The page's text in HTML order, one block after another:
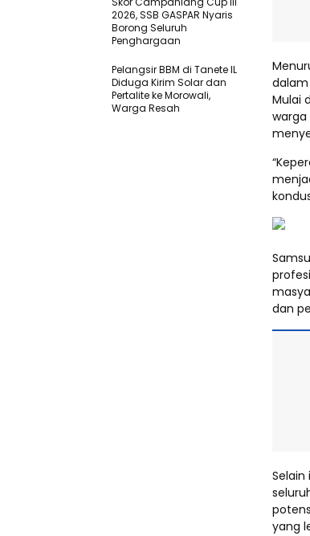
Mulai
dan
yang
2026, SSB GASPAR Nyaris
Borong Seluruh
Penghargaan
Pelangsir BBM di Tanete IL
Diduga Kirim Solar dan
Pertalite ke Morowali,
Warga Resah